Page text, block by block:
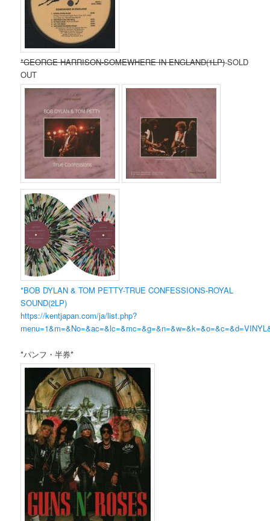
*GEORGE HARRISON-SOMEWHERE IN ENGLAND(1LP)-SOLD
OUT
*BOB DYLAN & TOM PETTY-TRUE CONFESSIONS-ROYAL
SOUND(2LP)
https://kentjapan.com/ja/list.php?
*パンフ・半券*